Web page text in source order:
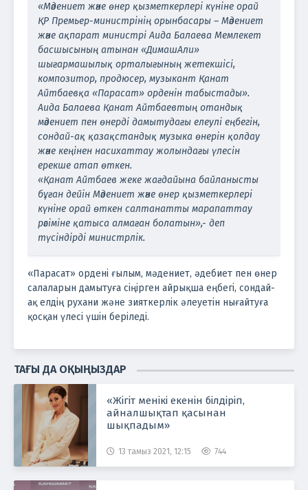
«Мәдениет және өнер қызметкерлері күніне орай
ҚР Премьер-министрінің орынбасары – Мәдениет
және ақпарат министрі Аида Балаева Мемлекет
басшысының атынан «ДимашАли»
шығармашылық орталығының жетекшісі,
композитор, продюсер, музыкант Қанат
Айтбаевқа «Парасат» орденін табыстады».
Аида Балаева Қанат Айтбаевтың отандық
мәдениет пен өнерді дамытудағы елеулі еңбегін,
сондай-ақ қазақстандық музыка өнерін қолдау
және кеңінен насихаттау жолындағы үлесін
ерекше атап өткен.
«Қанат Айтбаев жеке жағдайына байланысты
бұған дейін Мәдениет және өнер қызметкерлері
күніне орай өткен салтанатты марапаттау
рәсіміне қатыса алмаған болатын»,- деп
түсіндірді министрлік.
«Парасат» ордені ғылым, мәдениет, әдебиет пен өнер
салаларын дамытуға сіңірген айрықша еңбегі, сондай-
ақ елдің рухани және зияткерлік әлеуетін нығайтуға
қосқан үлесі үшін беріледі.
ТАҒЫ ДА ОҚЫҢЫЗДАР
«Жігіт менікі екенін білдіріп,
айналшықтап қасынан
шықпадым»
13 тамыз 2021, 12:15 744